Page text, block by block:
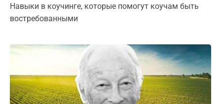
Навыки в коучинге, которые помогут коучам быть
востребованными